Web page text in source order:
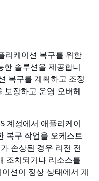
리케이션 복구를 위한
한 솔루션을 제공합니
복구를 계획하고 조정
보장하고 운영 오버헤
계정에서 애플리케이
복구 작업을 오케스트
손상된 경우 리전 전
조치되거나 리소스를
션이 정상 상태에서 계